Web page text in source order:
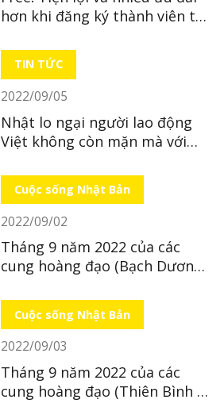
hơn khi đăng ký thành viên tại
TIN TỨC
2022/09/05
Nhật lo ngại người lao động
Việt không còn mặn mà với
Cuộc sống Nhật Bản
2022/09/02
Tháng 9 năm 2022 của các
cung hoàng đạo (Bạch Dương
Cuộc sống Nhật Bản
2022/09/03
Tháng 9 năm 2022 của các
cung hoàng đạo (Thiên Bình ~